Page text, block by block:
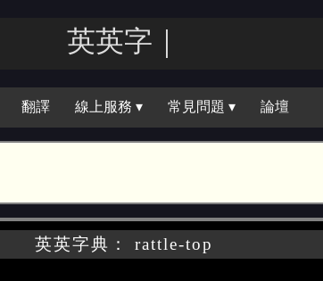
英英字｜
翻譯 線上服務 ▾ 常見問題 ▾ 論壇
英英字典： rattle-top